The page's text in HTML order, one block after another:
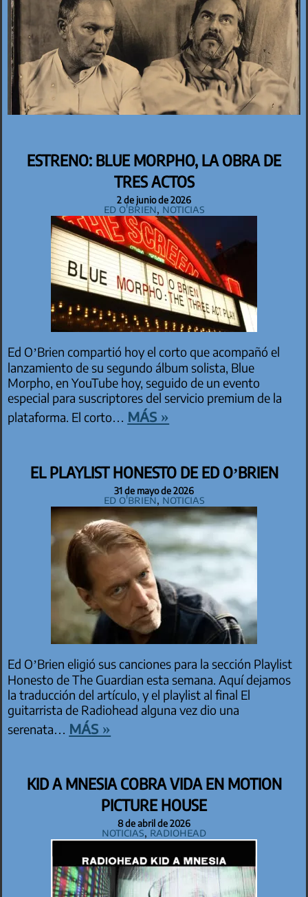
ESTRENO: BLUE MORPHO, LA OBRA DE
TRES ACTOS
2 de junio de 2026
Ed O'Brien, Noticias
Ed O’Brien compartió hoy el corto que acompañó el
lanzamiento de su segundo álbum solista, Blue
Morpho, en YouTube hoy, seguido de un evento
especial para suscriptores del servicio premium de la
plataforma. El corto… más »
EL PLAYLIST HONESTO DE ED O’BRIEN
31 de mayo de 2026
Ed O'Brien,Noticias
Ed O’Brien eligió sus canciones para la sección Playlist
Honesto de The Guardian esta semana. Aquí dejamos
la traducción del artículo, y el playlist al final El
guitarrista de Radiohead alguna vez dio una
serenata… más »
KID A MNESIA COBRA VIDA EN MOTION
PICTURE HOUSE
8 de abril de 2026
Noticias, Radiohead